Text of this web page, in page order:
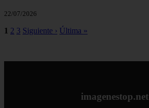
22/07/2026
1 2 3 Siguiente › Última »
imagenestop.net